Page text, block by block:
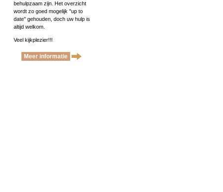
behulpzaam zijn. Het overzicht
wordt zo goed mogelijk ''up to
date'' gehouden, doch uw hulp is
altijd welkom.
Veel kijkplezier!!!
Meer informatie